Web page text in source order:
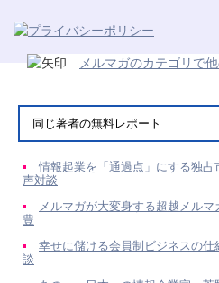
メルマガのカテゴリで
同じ著者の無料レポート
情報起業を「通過点」にする独
声対談
メルマガが大変身する超越メル
豊
幸せに儲ける会員制ビジネスの
談